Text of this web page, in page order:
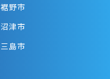
裾野市
沼津市
三島市